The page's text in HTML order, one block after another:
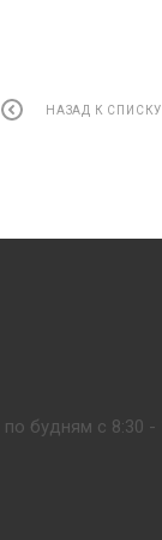
НАЗАД К СПИСКУ
по будням с 8:30 -